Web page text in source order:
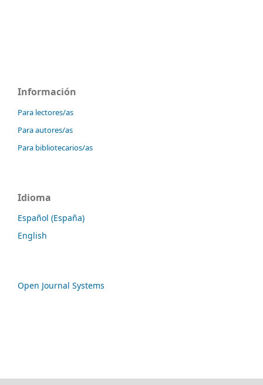
Información
Para lectores/as
Para autores/as
Para bibliotecarios/as
Idioma
Español (España)
English
Open Journal Systems